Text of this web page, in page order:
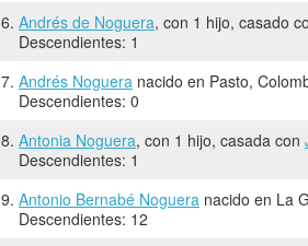
6. Andrés de Noguera, con 1 hijo, casado
Descendientes: 1
7. Andrés Noguera nacido en Pasto,
Descendientes: 0
8. Antonia Noguera, con 1 hijo, casada con
Descendientes: 1
9. Antonio Bernabé Noguera nacido en La
Descendientes: 12